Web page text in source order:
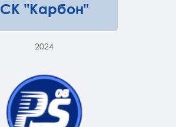
СК "Карбон"
2024